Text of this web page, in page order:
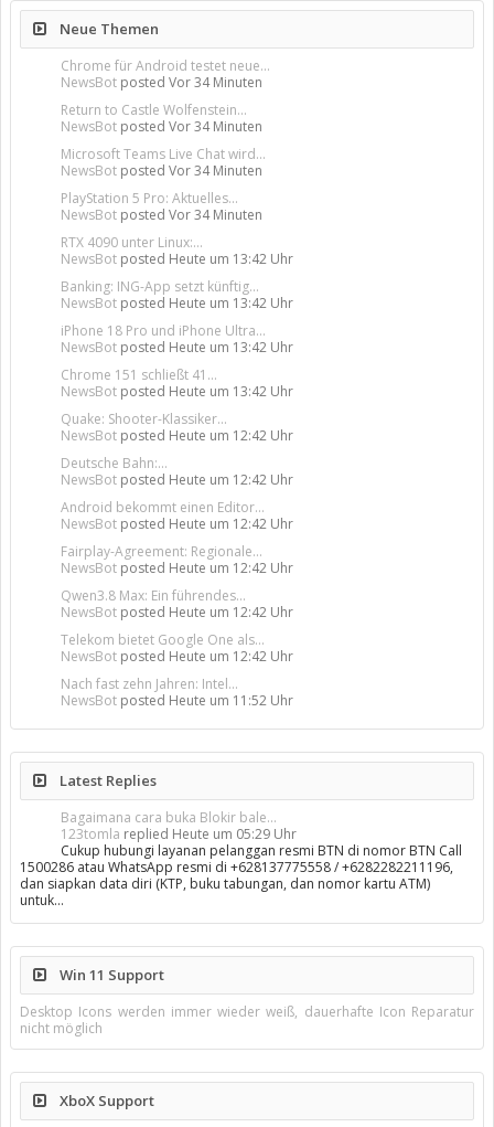
Neue Themen
Chrome für Android testet neue...
NewsBot posted Vor 34 Minuten
Return to Castle Wolfenstein...
NewsBot posted Vor 34 Minuten
Microsoft Teams Live Chat wird...
NewsBot posted Vor 34 Minuten
PlayStation 5 Pro: Aktuelles...
NewsBot posted Vor 34 Minuten
RTX 4090 unter Linux:...
NewsBot posted Heute um 13:42 Uhr
Banking: ING-App setzt künftig...
NewsBot posted Heute um 13:42 Uhr
iPhone 18 Pro und iPhone Ultra...
NewsBot posted Heute um 13:42 Uhr
Chrome 151 schließt 41...
NewsBot posted Heute um 13:42 Uhr
Quake: Shooter-Klassiker...
NewsBot posted Heute um 12:42 Uhr
Deutsche Bahn:...
NewsBot posted Heute um 12:42 Uhr
Android bekommt einen Editor...
NewsBot posted Heute um 12:42 Uhr
Fairplay-Agreement: Regionale...
NewsBot posted Heute um 12:42 Uhr
Qwen3.8 Max: Ein führendes...
NewsBot posted Heute um 12:42 Uhr
Telekom bietet Google One als...
NewsBot posted Heute um 12:42 Uhr
Nach fast zehn Jahren: Intel...
NewsBot posted Heute um 11:52 Uhr
Latest Replies
Bagaimana cara buka Blokir bale...
123tomla replied Heute um 05:29 Uhr
Cukup hubungi layanan pelanggan resmi BTN di nomor BTN Call
1500286 atau WhatsApp resmi di +628137775558 / +6282282211196,
dan siapkan data diri (KTP, buku tabungan, dan nomor kartu ATM)
untuk…
Win 11 Support
Desktop Icons werden immer wieder weiß, dauerhafte Icon Reparatur
nicht möglich
XboX Support